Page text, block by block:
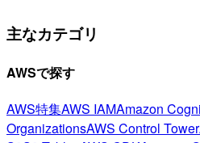
主なカテゴリ
AWSで探す
AWS特集AWS IAMAmazon
OrganizationsAWS Control Tower